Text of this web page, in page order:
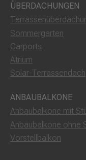
ÜBERDACHUNGEN
Sommergarten
Carports
Atrium
Solar-Terrassendach
ANBAUBALKONE
Anbaubalkone mit
Anbaubalkone ohne
Vorstellbalkon